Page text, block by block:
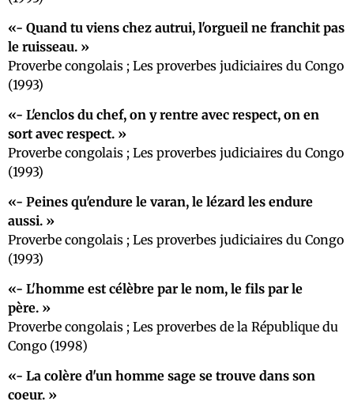
- Quand tu viens chez autrui, l'orgueil ne franchit pas
le ruisseau.
Proverbe congolais ; Les proverbes judiciaires du Congo
(1993)
- L'enclos du chef, on y rentre avec respect, on en
sort avec respect.
Proverbe congolais ; Les proverbes judiciaires du Congo
(1993)
- Peines qu'endure le varan, le lézard les endure
aussi.
Proverbe congolais ; Les proverbes judiciaires du Congo
(1993)
- L'homme est célèbre par le nom, le fils par le
père.
Proverbe congolais ; Les proverbes de la République du
Congo (1998)
- La colère d'un homme sage se trouve dans son
coeur.